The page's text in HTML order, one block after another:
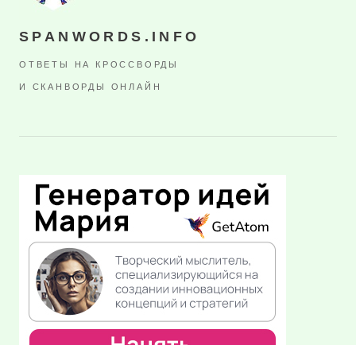
SPANWORDS.INFO
ОТВЕТЫ НА КРОССВОРДЫ
И СКАНВОРДЫ ОНЛАЙН